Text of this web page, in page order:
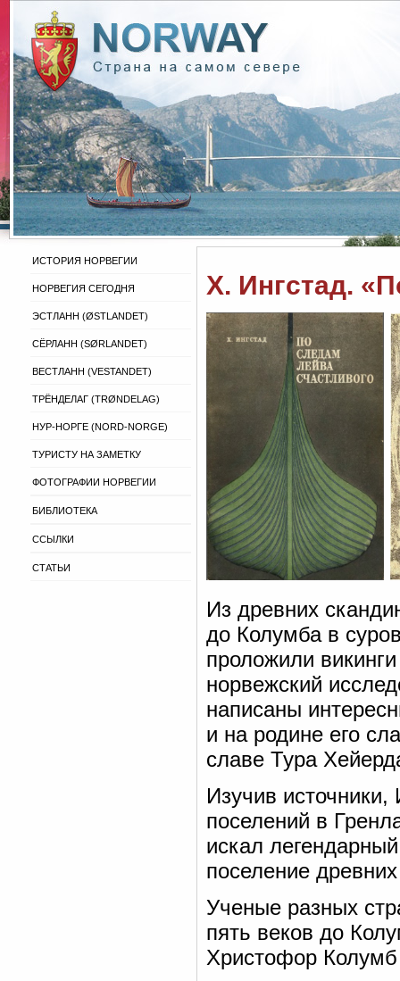
ИСТОРИЯ НОРВЕГИИ
НОРВЕГИЯ СЕГОДНЯ
ЭСТЛАНН (ØSTLANDET)
СЁРЛАНН (SØRLANDET)
ВЕСТЛАНН (VESTANDET)
ТРЁНДЕЛАГ (TRØNDELAG)
НУР-НОРГЕ (NORD-NORGE)
ТУРИСТУ НА ЗАМЕТКУ
ФОТОГРАФИИ НОРВЕГИИ
БИБЛИОТЕКА
ССЫЛКИ
СТАТЬИ
Х. Ингстад.
Из древних
до Колумба в
проложили
норвежский
написаны
и на родине его
славе Тура
Изучив источники,
поселений в
искал
поселение
Ученые разных
пять веков до
Христофор